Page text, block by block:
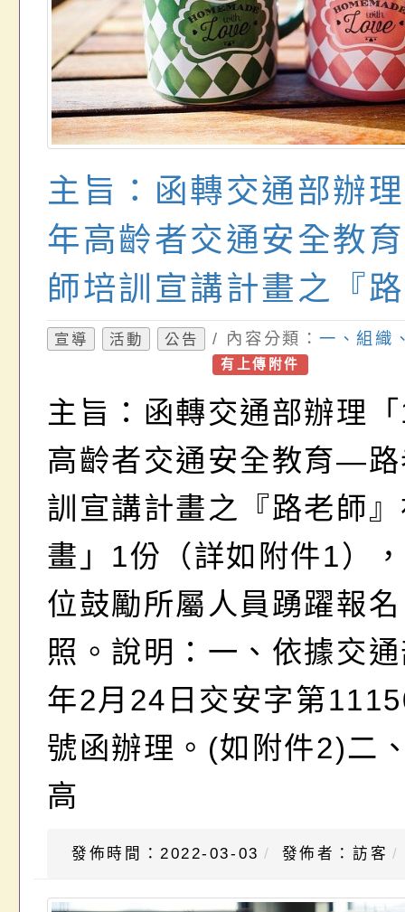
主旨：函轉交通部辦
年高齡者交通安全教
師培訓宣講計畫之『
初訓計畫」1份（詳如
1），請貴單位鼓勵所
踴躍報名，請查照。
宣導 活動 公告 / 內容分類：一、組織
有上傳附件
主旨：函轉交通部辦理
高齡者交通安全教育—
訓宣講計畫之『路老師
畫」1份（詳如附件1）
位鼓勵所屬人員踴躍報
照。說明：一、依據交
年2月24日交安字第
號函辦理。(如附件2)二
高
發佈時間：2022-03-03 發佈者：訪客